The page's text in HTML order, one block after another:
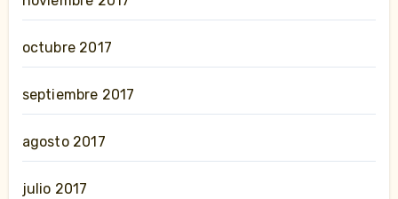
octubre 2017
septiembre 2017
agosto 2017
julio 2017